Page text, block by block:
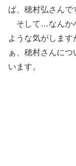
ば、穂村弘さんで
そして…なんか
ような気がしま
ぁ、穂村さんに
います。